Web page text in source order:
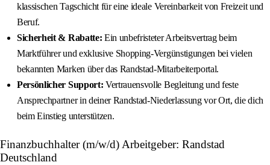
klassischen Tagschicht für eine ideale Vereinbarkeit von Freizeit und
Beruf.
Sicherheit & Rabatte: Ein unbefristeter Arbeitsvertrag beim
Marktführer und exklusive Shopping-Vergünstigungen bei vielen
bekannten Marken über das Randstad-Mitarbeiterportal.
Persönlicher Support: Vertrauensvolle Begleitung und feste
Ansprechpartner in deiner Randstad-Niederlassung vor Ort, die dich
beim Einstieg unterstützen.
Finanzbuchhalter (m/w/d) Arbeitgeber: Randstad
Deutschland